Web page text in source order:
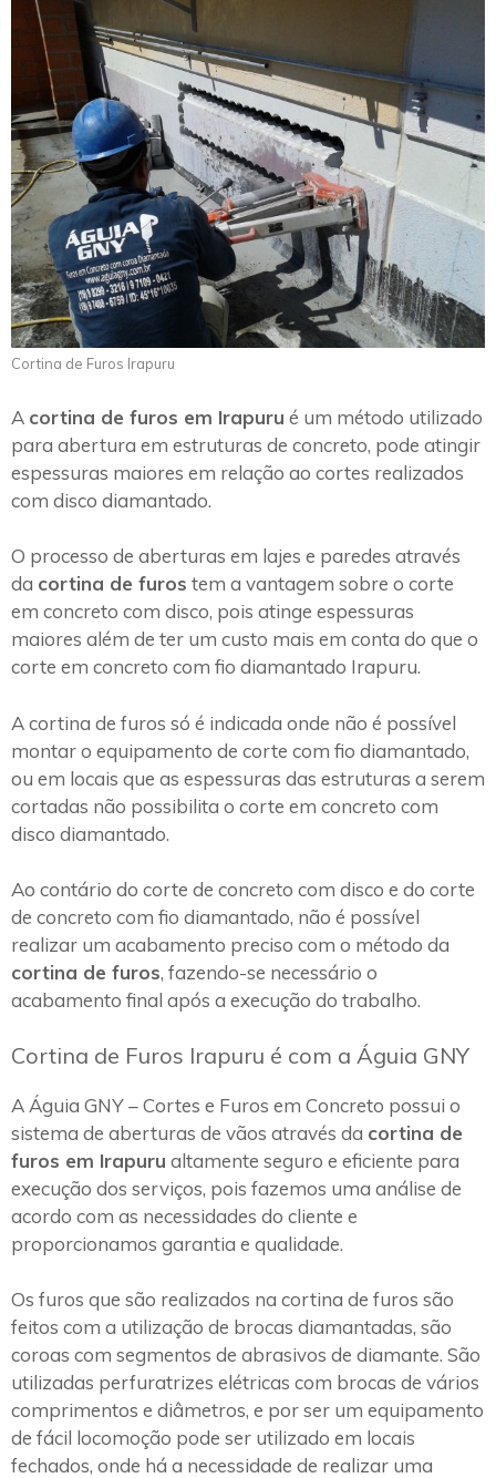
Cortina de Furos Irapuru
A cortina de furos em Irapuru é um método utilizado
para abertura em estruturas de concreto, pode atingir
espessuras maiores em relação ao cortes realizados
com disco diamantado.
O processo de aberturas em lajes e paredes através
da cortina de furos tem a vantagem sobre o corte
em concreto com disco, pois atinge espessuras
maiores além de ter um custo mais em conta do que o
corte em concreto com fio diamantado Irapuru.
A cortina de furos só é indicada onde não é possível
montar o equipamento de corte com fio diamantado,
ou em locais que as espessuras das estruturas a serem
cortadas não possibilita o corte em concreto com
disco diamantado.
Ao contário do corte de concreto com disco e do corte
de concreto com fio diamantado, não é possível
realizar um acabamento preciso com o método da
cortina de furos, fazendo-se necessário o
acabamento final após a execução do trabalho.
Cortina de Furos Irapuru é com a Águia GNY
A Águia GNY – Cortes e Furos em Concreto possui o
sistema de aberturas de vãos através da cortina de
furos em Irapuru altamente seguro e eficiente para
execução dos serviços, pois fazemos uma análise de
acordo com as necessidades do cliente e
proporcionamos garantia e qualidade.
Os furos que são realizados na cortina de furos são
feitos com a utilização de brocas diamantadas, são
coroas com segmentos de abrasivos de diamante. São
utilizadas perfuratrizes elétricas com brocas de vários
comprimentos e diâmetros, e por ser um equipamento
de fácil locomoção pode ser utilizado em locais
fechados, onde há a necessidade de realizar uma